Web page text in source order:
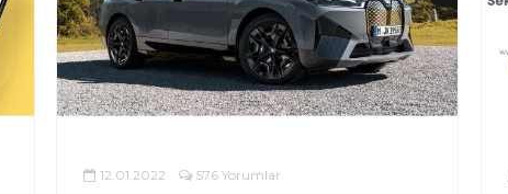
12.01.2022 576 Yorumlar